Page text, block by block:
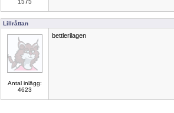
1575
Lillråttan
Antal inlägg:
4623
bettlerilagen